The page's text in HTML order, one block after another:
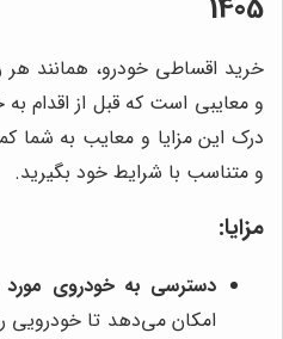
1405
خرید اقساطی خودرو، همانند هر
و معایبی است که قبل از اقدام به
درک این مزایا و معایب به شما
و متناسب با شرایط خود بگیرید.
مزایا:
دسترسی به خودروی مورد
امکان می‌دهد تا خودرویی